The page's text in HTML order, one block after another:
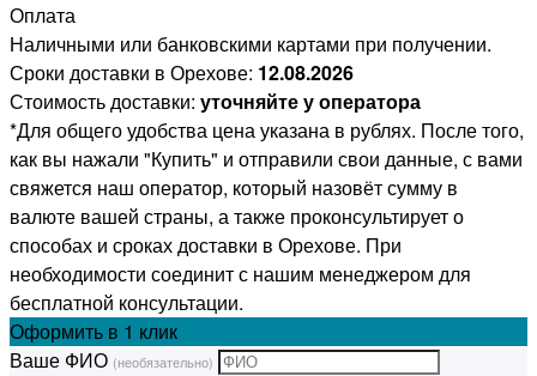
Оплата
Наличными или банковскими картами при получении.
Сроки доставки в Орехове: 12.08.2026
Стоимость доставки: уточняйте у оператора
*Для общего удобства цена указана в рублях. После того,
как вы нажали "Купить" и отправили свои данные, с вами
свяжется наш оператор, который назовёт сумму в
валюте вашей страны, а также проконсультирует о
способах и сроках доставки в Орехове. При
необходимости соединит с нашим менеджером для
бесплатной консультации.
Оформить в 1 клик
Ваше ФИО (необязательно)